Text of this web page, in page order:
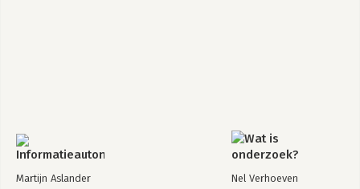
Martijn Aslander Nel Verhoeven